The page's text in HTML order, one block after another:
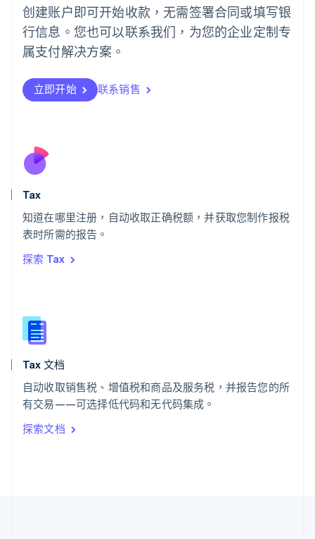
创建账户即可开始收款，无需签署合同或填写银
行信息。您也可以联系我们，为您的企业定制专
属支付解决方案。
立即开始 联系销售
Tax
知道在哪里注册，自动收取正确税额，并获取您制作报税
表时所需的报告。
探索 Tax
Tax 文档
自动收取销售税、增值税和商品及服务税，并报告您的所
有交易——可选择低代码和无代码集成。
探索文档
English
葡萄牙
PortuguêsEnglish
日本
瑞典
Svenska English
瑞士
English
斯洛伐克
泰国
ไทยEnglish
English
English
新西兰
匈牙利
意大利
ItalianoEnglish
印度
English